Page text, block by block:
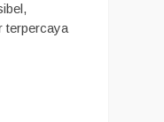
terpercaya